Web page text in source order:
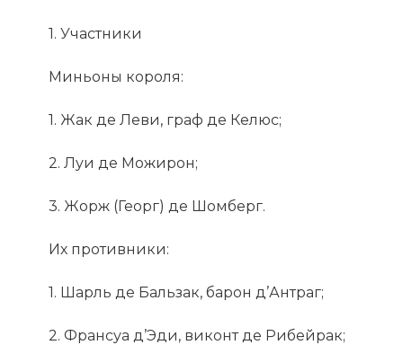
1. Участники
Миньоны короля:
1. Жак де Леви, граф де Келюс;
2. Луи де Можирон;
3. Жорж (Георг) де Шомберг.
Их противники:
1. Шарль де Бальзак, барон д’Антраг;
2. Франсуа д’Эди, виконт де Рибейрак;